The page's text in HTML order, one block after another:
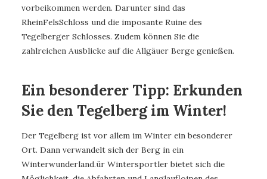
vorbeikommen werden. Darunter sind das
RheinFelsSchloss und die imposante Ruine des
Tegelberger Schlosses. Zudem können Sie die
zahlreichen Ausblicke auf die Allgäuer Berge genießen.
Ein besonderer Tipp: Erkunden
Sie den Tegelberg im Winter!
Der Tegelberg ist vor allem im Winter ein besonderer
Ort. Dann verwandelt sich der Berg in ein
Winterwunderland.ür Wintersportler bietet sich die